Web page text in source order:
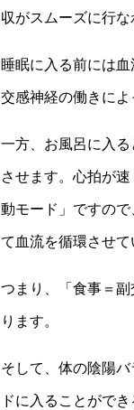
収がスムーズに行
睡眠に入る前には
交感神経の働きに
一方、お風呂に入
させます。心拍が
動モード」ですの
て血流を循環させ
つまり、「食事＝
ります。
そして、体の陰陽
ドに入ることがで